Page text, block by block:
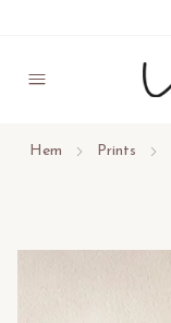
Hem Prints